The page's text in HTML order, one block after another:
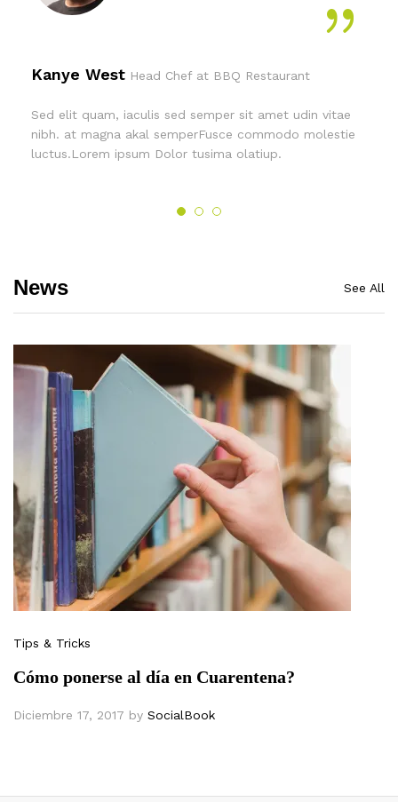
Kanye West Head Chef at BBQ Restaurant
Sed elit quam, iaculis sed semper sit amet udin vitae
nibh. at magna akal semperFusce commodo molestie
luctus.Lorem ipsum Dolor tusima olatiup.
News See All
Tips & Tricks
Cómo ponerse al día en Cuarentena?
Diciembre 17, 2017 by SocialBook